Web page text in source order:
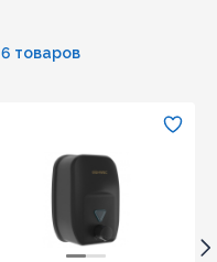
6 товаров